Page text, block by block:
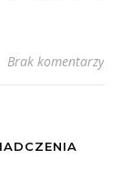
Brak komentarzy